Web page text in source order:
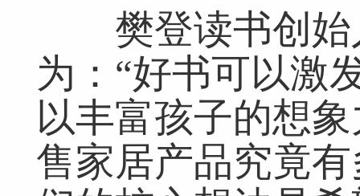
樊登读书创始
为：“好书可以激
以丰富孩子的想
售家居产品究竟